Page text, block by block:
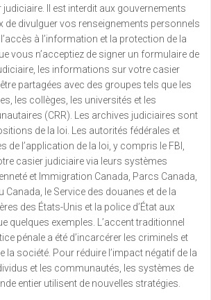
Il est interdit aux gouvernements
de divulguer vos renseignements personnels
à l’information et la protection de la
vous n’acceptiez de signer un formulaire de
les informations sur votre casier
partagées avec des groupes tels que les
les collèges, les universités et les
(CRR). Les archives judiciaires sont
de la loi. Les autorités fédérales et
de l’application de la loi, y compris le FBI,
casier judiciaire via leurs systèmes
et Immigration Canada, Parcs Canada,
Canada, le Service des douanes et de la
des États-Unis et la police d’État aux
quelques exemples. L’accent traditionnel
pénale a été d’incarcérer les criminels et
la société. Pour réduire l’impact négatif de la
et les communautés, les systèmes de
entier utilisent de nouvelles stratégies.